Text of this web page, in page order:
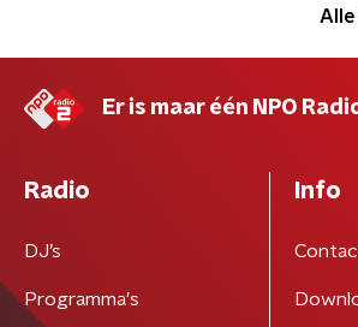
Er is maar één NPO
Radio
DJ’s
Programma's
Info